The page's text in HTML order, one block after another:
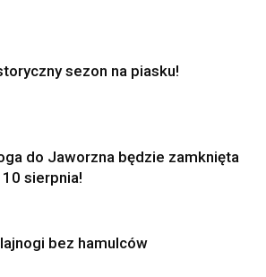
sezon na piasku!
do Jaworzna będzie zamknięta
sierpnia!
bez hamulców